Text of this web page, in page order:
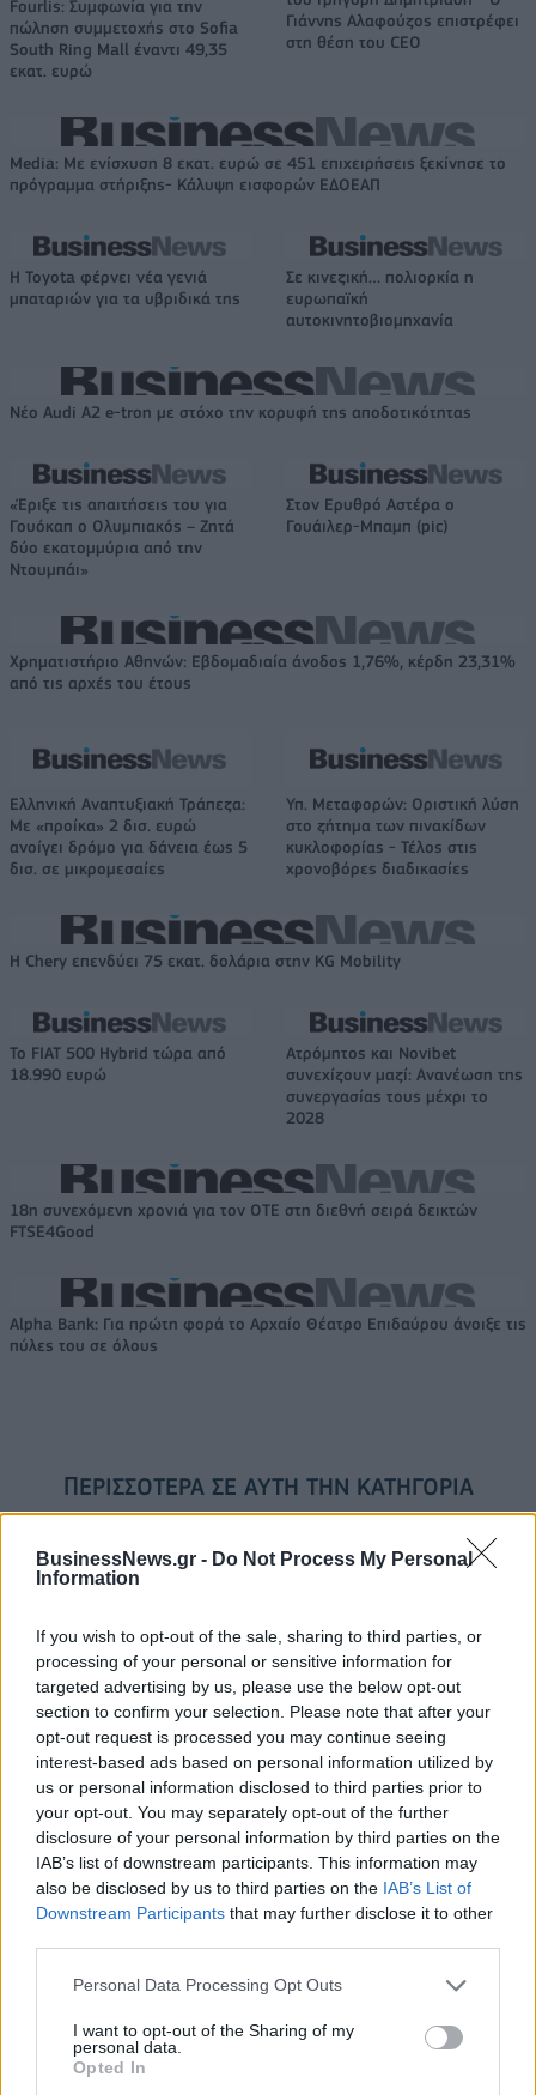
BusinessNews.gr - Do Not Process My Personal
Information
If you wish to opt-out of the sale, sharing to third parties, or
processing of your personal or sensitive information for
targeted advertising by us, please use the below opt-out
section to confirm your selection. Please note that after your
opt-out request is processed you may continue seeing
interest-based ads based on personal information utilized by
us or personal information disclosed to third parties prior to
your opt-out. You may separately opt-out of the further
disclosure of your personal information by third parties on the
IAB’s list of downstream participants. This information may
also be disclosed by us to third parties on the IAB’s List of
Downstream Participants that may further disclose it to other
Personal Data Processing Opt Outs
I want to opt-out of the Sharing of my
personal data.
Opted In
Fourlis: Συμφωνία για την
πώληση συμμετοχής στο Sofia
South Ring Mall έναντι 49,35
εκατ. ευρώ
Γιάννης Αλαφούζος επιστρέφει
στη θέση του CEO
Media: Με ενίσχυση 8 εκατ. ευρώ σε 451 επιχειρήσεις ξεκίνησε το
πρόγραμμα στήριξης- Κάλυψη εισφορών ΕΔΟΕΑΠ
Η Toyota φέρνει νέα γενιά
μπαταριών για τα υβριδικά της
Σε κινεζική… πολιορκία η
ευρωπαϊκή
αυτοκινητοβιομηχανία
Νέο Audi A2 e-tron με στόχο την κορυφή της αποδοτικότητας
«Έριξε τις απαιτήσεις του για
Γουόκαπ ο Ολυμπιακός – Ζητά
δύο εκατομμύρια από την
Ντουμπάι»
Στον Ερυθρό Αστέρα ο
Γουάιλερ-Μπαμπ (pic)
Χρηματιστήριο Αθηνών: Εβδομαδιαία άνοδος 1,76%, κέρδη 23,31%
από τις αρχές του έτους
Ελληνική Αναπτυξιακή Τράπεζα:
Με «προίκα» 2 δισ. ευρώ
ανοίγει δρόμο για δάνεια έως 5
δισ. σε μικρομεσαίες
Υπ. Μεταφορών: Οριστική λύση
στο ζήτημα των πινακίδων
κυκλοφορίας - Τέλος στις
χρονοβόρες διαδικασίες
Η Chery επενδύει 75 εκατ. δολάρια στην KG Mobility
Το FIAT 500 Hybrid τώρα από
18.990 ευρώ
Ατρόμητος και Novibet
συνεχίζουν μαζί: Ανανέωση της
συνεργασίας τους μέχρι το
2028
18η συνεχόμενη χρονιά για τον ΟΤΕ στη διεθνή σειρά δεικτών
FTSE4Good
Alpha Bank: Για πρώτη φορά το Αρχαίο Θέατρο Επιδαύρου άνοιξε τις
πύλες του σε όλους
ΠΕΡΙΣΣΌΤΕΡΑ ΣΕ ΑΥΤΉ ΤΗΝ ΚΑΤΗΓΟΡΊΑ
ΕΤΑΔ: Μετέτρεψε την
ιστοσελίδα της σε
προσβάσιμη για ΑμεΑ
05/10/2023 - 11:57
Στο «μικροσκόπιο» 5.000
κωδικοί προϊόντων για
τυχόν παραβίαση του
πλαφόν
05/10/2023 - 13:20